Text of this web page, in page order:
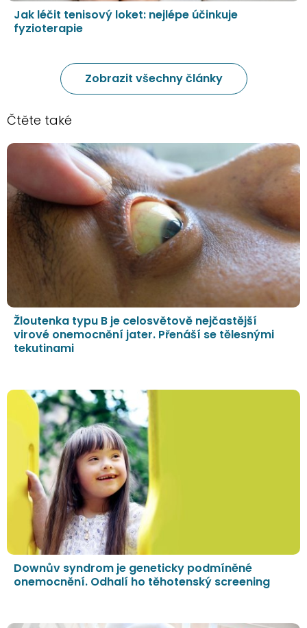
Jak léčit tenisový loket: nejlépe účinkuje
fyzioterapie
Zobrazit všechny články
Čtěte také
Žloutenka typu B je celosvětově nejčastější
virové onemocnění jater. Přenáší se tělesnými
tekutinami
Downův syndrom je geneticky podmíněné
onemocnění. Odhalí ho těhotenský screening